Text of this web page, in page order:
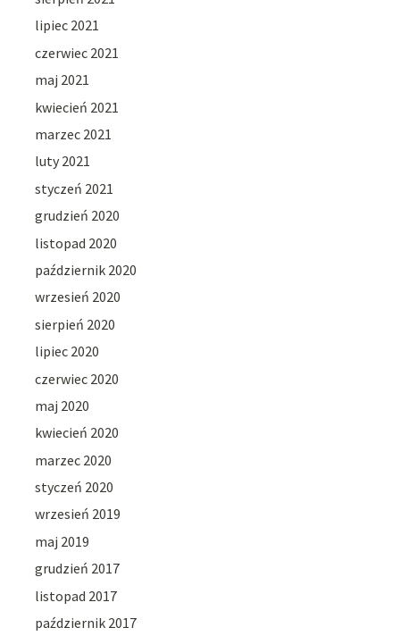
lipiec 2021
czerwiec 2021
maj 2021
kwiecień 2021
marzec 2021
luty 2021
styczeń 2021
grudzień 2020
listopad 2020
październik 2020
wrzesień 2020
sierpień 2020
lipiec 2020
czerwiec 2020
maj 2020
kwiecień 2020
marzec 2020
styczeń 2020
wrzesień 2019
maj 2019
grudzień 2017
listopad 2017
październik 2017